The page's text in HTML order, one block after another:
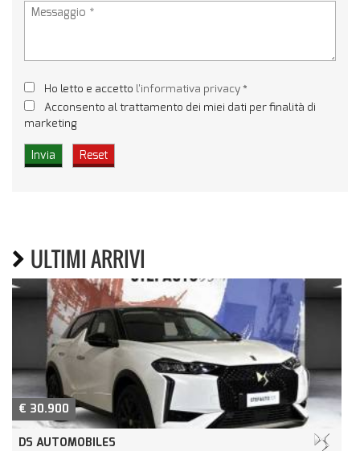
Ho letto e accetto l'informativa privacy*
Acconsento al trattamento dei miei dati per finalità di
marketing
ULTIMI ARRIVI
€ 37.900
DS AUTOMOBILES